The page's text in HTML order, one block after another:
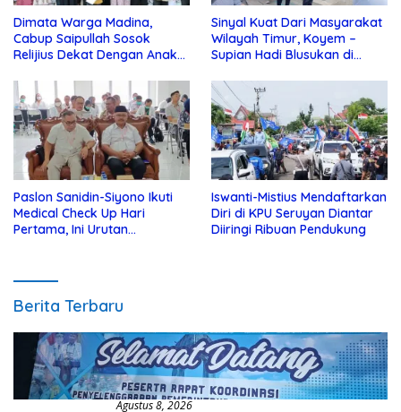
Dimata Warga Madina,
Cabup Saipullah Sosok
Relijius Dekat Dengan Anak
Sinyal Kuat Dari Masyarakat
Wilayah Timur, Koyem –
Supian Hadi Blusukan di
Paslon Sanidin-Siyono Ikuti
Medical Check Up Hari
Pertama, Ini Urutan
Iswanti-Mistius Mendaftarkan
Diri di KPU Seruyan Diantar
Diiringi Ribuan Pendukung
Berita Terbaru
Agustus 8, 2026